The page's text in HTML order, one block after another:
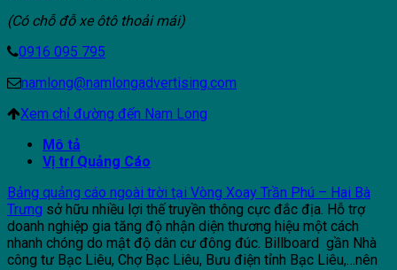
(Có chỗ đỗ xe ôtô thoải mái)
0916 095 795
namlong@namlongadvertising.com
Xem chỉ đường đến Nam Long
Mô tả
Vị trí Quảng Cáo
Bảng quảng cáo ngoài trời tại Vòng Xoay Trần Phú – Hai Bà
Trưng sở hữu nhiều lợi thế truyền thông cực đắc địa. Hỗ trợ
doanh nghiệp gia tăng độ nhận diện thương hiệu một cách
nhanh chóng do mật độ dân cư đông đúc. Billboard gần Nhà
công tư Bạc Liêu, Chợ Bạc Liêu, Bưu điện tỉnh Bạc Liêu,…nên